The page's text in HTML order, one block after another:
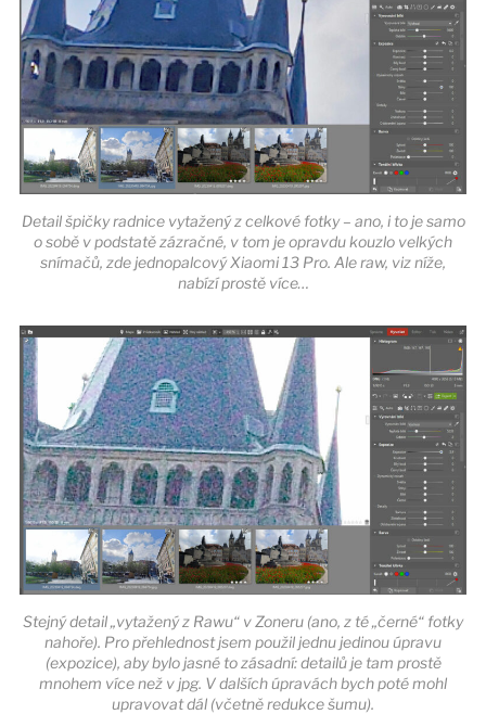
Detail špičky radnice vytažený z celkové fotky – ano, i to je samo
o sobě v podstatě zázračné, v tom je opravdu kouzlo velkých
snímačů, zde jednopalcový Xiaomi 13 Pro. Ale raw, viz níže,
nabízí prostě více…
Stejný detail „vytažený z Rawu“ v Zoneru (ano, z té „černé“ fotky
nahoře). Pro přehlednost jsem použil jednu jedinou úpravu
(expozice), aby bylo jasné to zásadní: detailů je tam prostě
mnohem více než v jpg. V dalších úpravách bych poté mohl
upravovat dál (včetně redukce šumu).